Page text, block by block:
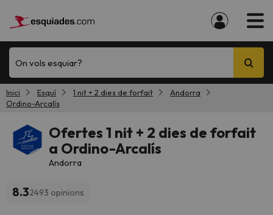
On vols esquiar?
Inici Esquí 1 nit + 2 dies de forfait
Andorra
Ordino-Arcalís
Ofertes 1 nit + 2 dies de forfait
a Ordino-Arcalís
Andorra
8.32493 opinions